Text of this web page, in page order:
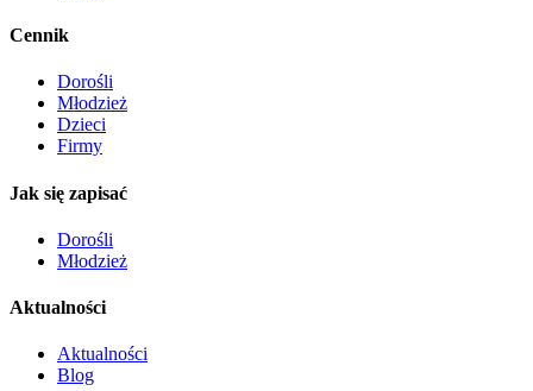
Cennik
Dorośli
Młodzież
Dzieci
Firmy
Jak się zapisać
Dorośli
Młodzież
Aktualności
Aktualności
Blog